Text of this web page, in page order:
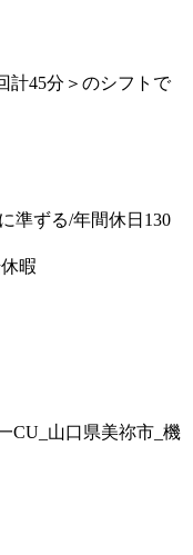
計45分＞のシフトで
準ずる/年間休日130
暇
CU_山口県美祢市_機